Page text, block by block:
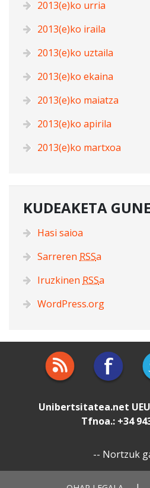
2013(e)ko urria
2013(e)ko iraila
2013(e)ko uztaila
2013(e)ko ekaina
2013(e)ko maiatza
2013(e)ko apirila
2013(e)ko martxoa
KUDEAKETA
Hasi saioa
Sarreren RSSa
Iruzkinen RSSa
WordPress.org
Unibertsitatea.net UEU
Tfnoa.: +34
-- Nortzuk